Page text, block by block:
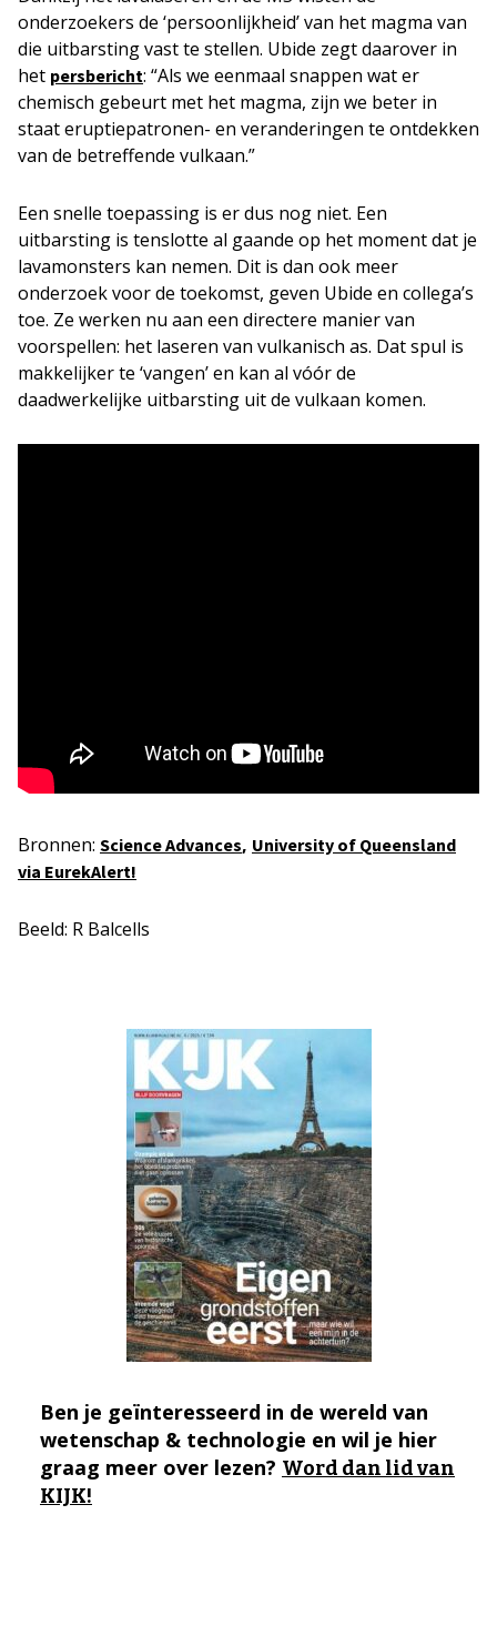
onderzoekers de ‘persoonlijkheid’ van het magma van
die uitbarsting vast te stellen. Ubide zegt daarover in
het persbericht: “Als we eenmaal snappen wat er
chemisch gebeurt met het magma, zijn we beter in
staat eruptiepatronen- en veranderingen te ontdekken
van de betreffende vulkaan.”
Een snelle toepassing is er dus nog niet. Een
uitbarsting is tenslotte al gaande op het moment dat je
lavamonsters kan nemen. Dit is dan ook meer
onderzoek voor de toekomst, geven Ubide en collega’s
toe. Ze werken nu aan een directere manier van
voorspellen: het laseren van vulkanisch as. Dat spul is
makkelijker te ‘vangen’ en kan al vóór de
daadwerkelijke uitbarsting uit de vulkaan komen.
Bronnen: Science Advances, University of Queensland
via EurekAlert!
Beeld: R Balcells
Ben je geïnteresseerd in de wereld van
wetenschap & technologie en wil je hier
graag meer over lezen? Word dan lid van
KIJK!